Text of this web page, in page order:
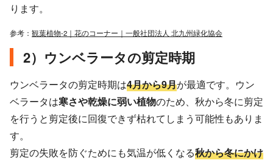
ります。
参考： 観葉植物-2｜花のコーナー｜一般社団法人 北九州緑化協会
2）ウンベラータの剪定時期
ウンベラータの剪定時期は4月から9月が最適です。ウン
ベラータは寒さや乾燥に弱い植物のため、秋から冬に剪定
を行うと剪定後に回復できず枯れてしまう可能性もありま
す。
剪定の失敗を防ぐためにも気温が低くなる秋から冬にかけ